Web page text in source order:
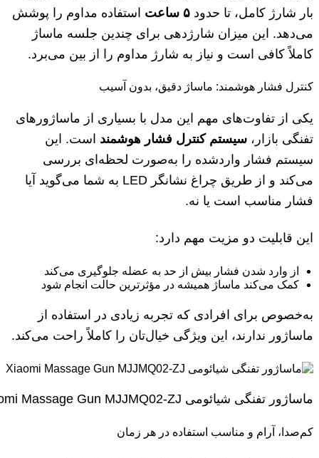
بار شارژ کامل، تا حدود ۵ ساعت استفاده مداوم را پوشش
می‌دهد. این میزان شارژدهی برای چندین جلسه ماساژ
کاملاً کافی است و نیاز به شارژ مداوم را از بین می‌برد.
کنترل فشار هوشمند: ماساژ دقیق، بدون آسیب
یکی از تفاوت‌های مهم این مدل با بسیاری از ماساژورهای
تفنگی بازار، سیستم کنترل فشار هوشمند است. این
سیستم فشار واردشده را به‌صورت لحظه‌ای بررسی
می‌کند و از طریق چراغ نشانگر LED به شما می‌گوید آیا
فشار مناسب است یا نه.
این قابلیت دو مزیت مهم دارد:
از وارد شدن فشار بیش از حد به عضله جلوگیری می‌کند
کمک می‌کند ماساژ همیشه در مؤثرترین حالت انجام شود
به‌خصوص برای افرادی که تجربه زیادی در استفاده از
ماساژور ندارند، این ویژگی خیال‌تان را کاملاً راحت می‌کند.
ماساژور تفنگی شیائومی Xiaomi Massage Gun MJJMQ02-ZJ
کم‌صدا، آرام و مناسب استفاده در هر زمان